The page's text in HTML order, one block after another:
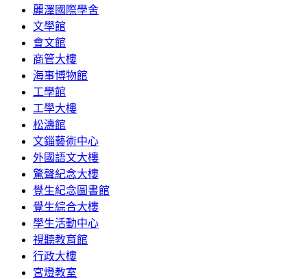
麗澤國際學舍
文學館
會文館
商管大樓
海事博物館
工學館
工學大樓
松濤館
文錙藝術中心
外國語文大樓
驚聲紀念大樓
覺生紀念圖書館
覺生綜合大樓
學生活動中心
視聽教育館
行政大樓
宮燈教室